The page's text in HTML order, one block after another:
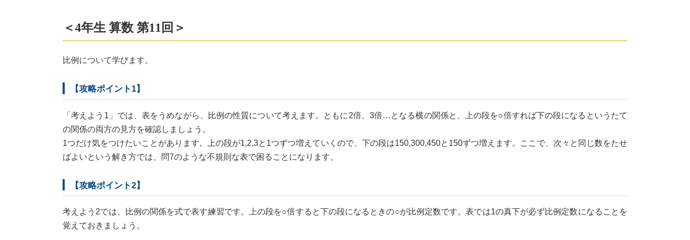
＜4年生 算数 第11回＞
比例について学びます。
【攻略ポイント1】
「考えよう1」では、表をうめながら、比例の性質について考えます。ともに2倍、3倍…となる横の関係と、上の段を○倍すれば下の段になるというたて
の関係の両方の見方を確認しましょう。
1つだけ気をつけたいことがあります。上の段が1,2,3と1つずつ増えていくので、下の段は150,300,450と150ずつ増えます。ここで、次々と同じ数をたせ
ばよいという解き方では、問7のような不規則な表で困ることになります。
【攻略ポイント2】
考えよう2では、比例の関係を式で表す練習です。上の段を○倍すると下の段になるときの○が比例定数です。表では1の真下が必ず比例定数になることを
覚えておきましょう。